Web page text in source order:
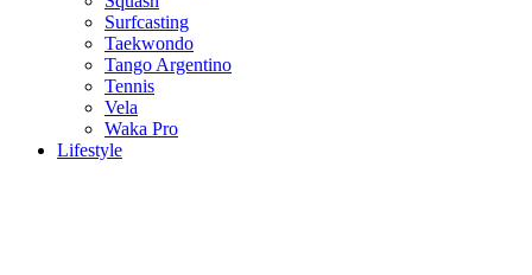
Surfcasting
Taekwondo
Tango Argentino
Tennis
Vela
Waka Pro
Lifestyle